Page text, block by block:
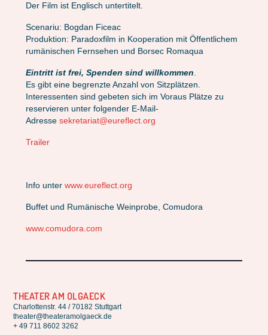
Der Film ist Englisch untertitelt.
Scenariu: Bogdan Ficeac
Produktion: Paradoxfilm in Kooperation mit Öffentlichem
rumänischen Fernsehen und Borsec Romaqua
Eintritt ist frei, Spenden sind willkommen
Es gibt eine begrenzte Anzahl von Sitzplätzen.
Interessenten sind gebeten sich im Voraus Plätze zu
reservieren unter folgender E-Mail-
Adresse sekretariat@eureflect.org
Trailer
Info unter www.eureflect.org
Buffet und Rumänische Weinprobe, Comudora
www.comudora.com
THEATER AM OLGAECK
Charlottenstr. 44 / 70182 Stuttgart
theater@theateramolgaeck.de
+ 49 711 8602 3262